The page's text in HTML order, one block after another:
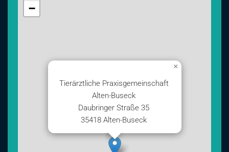
Tierärztliche Praxisgemeinschaft
Alten-Buseck
Daubringer Straße 35
35418 Alten-Buseck
×
−